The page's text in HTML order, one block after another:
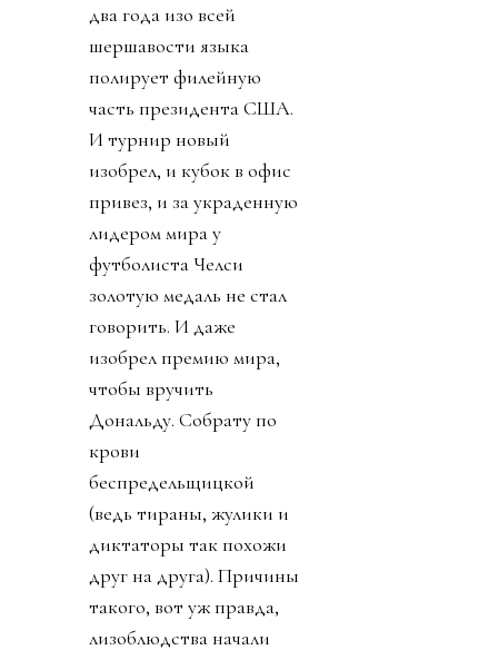
два года изо всей
шершавости языка
полирует филейную
часть президента США.
И турнир новый
изобрел, и кубок в офис
привез, и за украденную
лидером мира у
футболиста Челси
золотую медаль не стал
говорить. И даже
изобрел премию мира,
чтобы вручить
Дональду. Собрату по
крови
беспредельщицкой
(ведь тираны, жулики и
диктаторы так похожи
друг на друга). Причины
такого, вот уж правда,
лизоблюдства начали